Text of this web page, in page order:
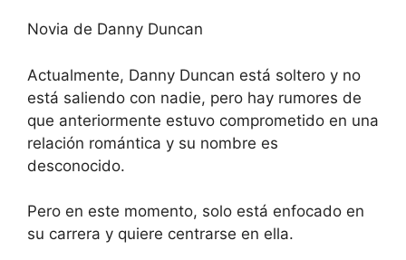
Novia de Danny Duncan
Actualmente, Danny Duncan está soltero y no
está saliendo con nadie, pero hay rumores de
que anteriormente estuvo comprometido en una
relación romántica y su nombre es
desconocido.
Pero en este momento, solo está enfocado en
su carrera y quiere centrarse en ella.